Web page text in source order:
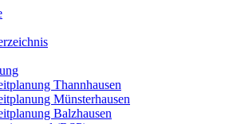
Thannhausen
Münsterhausen
Balzhausen